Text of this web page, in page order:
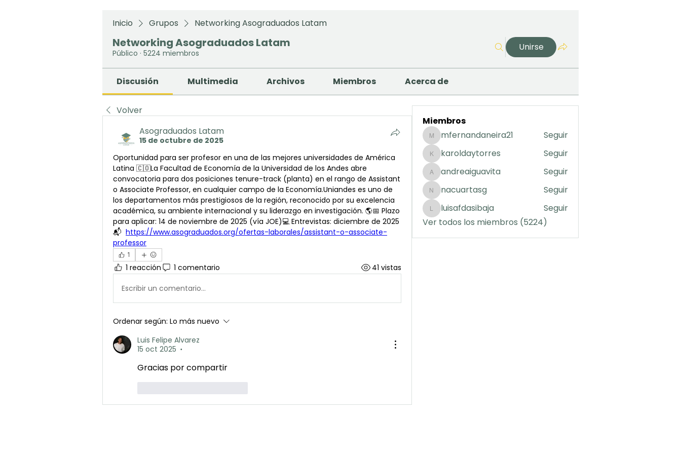
Inicio Grupos Networking Asograduados Latam
Networking Asograduados Latam
Público · 5224 miembros
Unirse
Discusión Multimedia Archivos Miembros Acerca de
Volver
Asograduados Latam
15 de octubre de 2025
Oportunidad para ser profesor en una de las mejores universidades de América
Latina 🇨🇴La Facultad de Economía de la Universidad de los Andes abre
convocatoria para dos posiciones tenure-track (planta) en el rango de Assistant
o Associate Professor, en cualquier campo de la Economía.Uniandes es uno de
los departamentos más prestigiosos de la región, reconocido por su excelencia
académica, su ambiente internacional y su liderazgo en investigación. 🌎📅 Plazo
para aplicar: 14 de noviembre de 2025 (vía JOE)💻 Entrevistas: diciembre de 2025
📬 https://www.asograduados.org/ofertas-laborales/assistant-o-associate-
professor
1
1 reacción 1 comentario 41 vistas
Escribir un comentario...
Ordenar según: Lo más nuevo
Luis Felipe Alvarez
15 oct 2025
•
Gracias por compartir
Miembros
mfernandaneira21
mfernandaneira21 Seguir
karoldaytorres
karoldaytorres Seguir
andreaiguavita
andreaiguavita Seguir
nacuartasg
nacuartasg Seguir
luisafdasibaja
luisafdasibaja
Seguir
Ver todos los miembros (5224)